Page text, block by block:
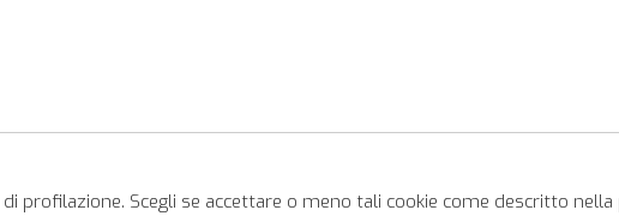
Scegli se accettare o meno tali cookie come descritto nella